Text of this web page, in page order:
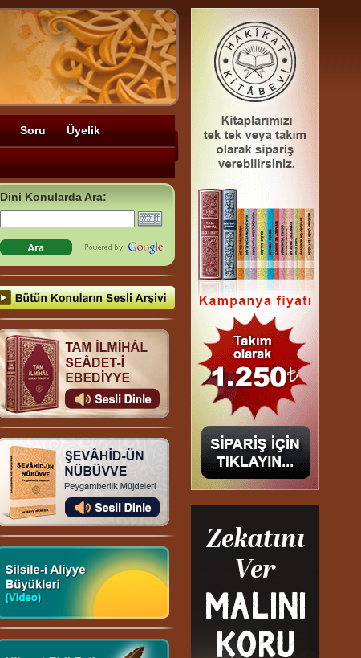
Soru Üyelik
Dini Konularda Ara: